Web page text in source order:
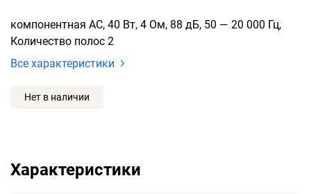
компонентная АС, 40 Вт, 4 Ом, 88 дБ, 50 — 20 000 Гц,
Количество полос 2
Все характеристики
Нет в наличии
Характеристики